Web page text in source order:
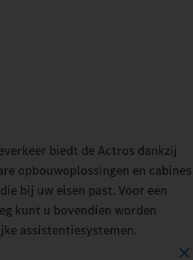
biedt de Actros dankzij
opbouwoplossingen en cabines
bij uw eisen past. Voor een
kunt u bovendien worden
assistentiesystemen.